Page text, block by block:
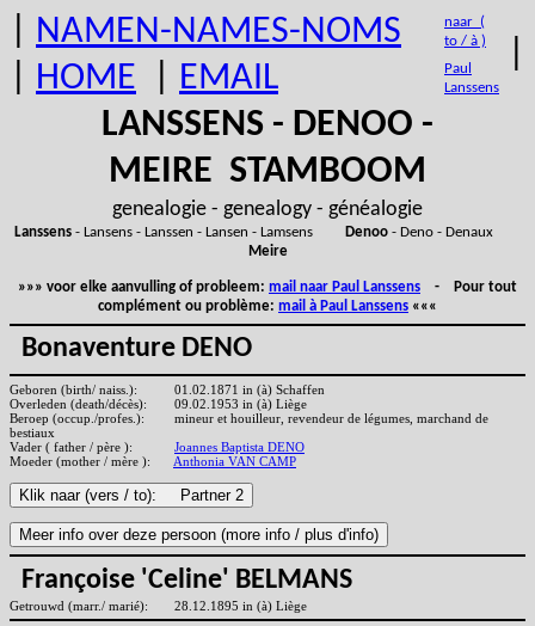
NAMEN-NAMES-NOMS
HOME EMAIL
naar (
to / à )
Paul
Lanssens
LANSSENS - DENOO -
MEIRE STAMBOOM
genealogie - genealogy - généalogie
Lanssens- Lansens - Lanssen - Lansen - Lamsens Denoo- Deno - Denaux
Meire
»»» voor elke aanvulling of probleem: mail naar Paul Lanssens - Pour tout
complément ou problème: mail à Paul Lanssens «««
Bonaventure DENO
Geboren (birth/ naiss.):
01.02.1871 in (à) Schaffen
Overleden (death/décès):
09.02.1953 in (à) Liège
Beroep (occup./profes.):
mineur et houilleur, revendeur de légumes, marchand de
bestiaux
Vader ( father / père ):
Joannes Baptista DENO
Moeder (mother / mère ):
Anthonia VAN CAMP
Françoise 'Celine' BELMANS
Getrouwd (marr./ marié): 28.12.1895 in (à) Liège